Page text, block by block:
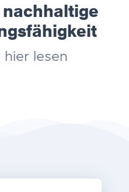
nachhaltige
lesen